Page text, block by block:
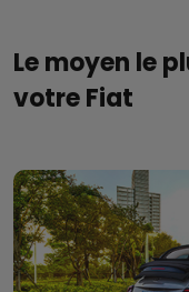
Le moyen le
votre Fiat